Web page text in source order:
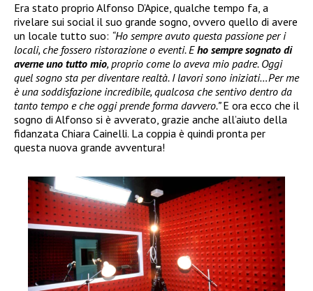
Era stato proprio Alfonso D’Apice, qualche tempo fa, a
rivelare sui social il suo grande sogno, ovvero quello di avere
un locale tutto suo: “Ho sempre avuto questa passione per i
locali, che fossero ristorazione o eventi. Eho sempre sognato di
averne uno tutto mio, proprio come lo aveva mio padre. Oggi
quel sogno sta per diventare realtà. I lavori sono iniziati…Per me
è una soddisfazione incredibile, qualcosa che sentivo dentro da
tanto tempo e che oggi prende forma davvero.”E ora ecco che il
sogno di Alfonso si è avverato, grazie anche all’aiuto della
fidanzata Chiara Cainelli. La coppia è quindi pronta per
questa nuova grande avventura!